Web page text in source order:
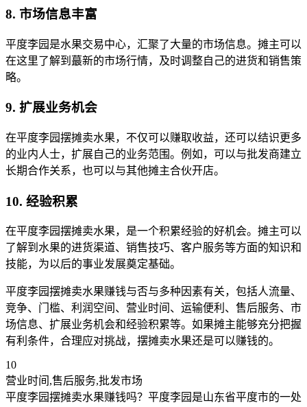
8. 市场信息丰富
平度李园是水果交易中心，汇聚了大量的市场信息。摊主可以
在这里了解到蕞新的市场行情，及时调整自己的进货和销售策
略。
9. 扩展业务机会
在平度李园摆摊卖水果，不仅可以赚取收益，还可以结识更多
的业内人士，扩展自己的业务范围。例如，可以与批发商建立
长期合作关系，也可以与其他摊主合伙开店。
10. 经验积累
在平度李园摆摊卖水果，是一个积累经验的好机会。摊主可以
了解到水果的进货渠道、销售技巧、客户服务等方面的知识和
技能，为以后的事业发展奠定基础。
平度李园摆摊卖水果赚钱与否与多种因素有关，包括人流量、
竞争、门槛、利润空间、营业时间、运输便利、售后服务、市
场信息、扩展业务机会和经验积累等。如果摊主能够充分把握
有利条件，合理应对挑战，摆摊卖水果还是可以赚钱的。
10
营业时间,售后服务,批发市场
平度李园摆摊卖水果赚钱吗？平度李园是山东省平度市的一处